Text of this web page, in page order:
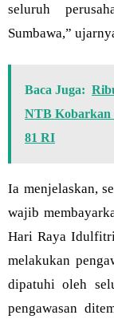
seluruh
Sumbawa,”
Baca Juga:
NTB Kobarkan
81 RI
Ia menjelaskan,
wajib
Hari Raya
melakukan
dipatuhi oleh
pengawasan